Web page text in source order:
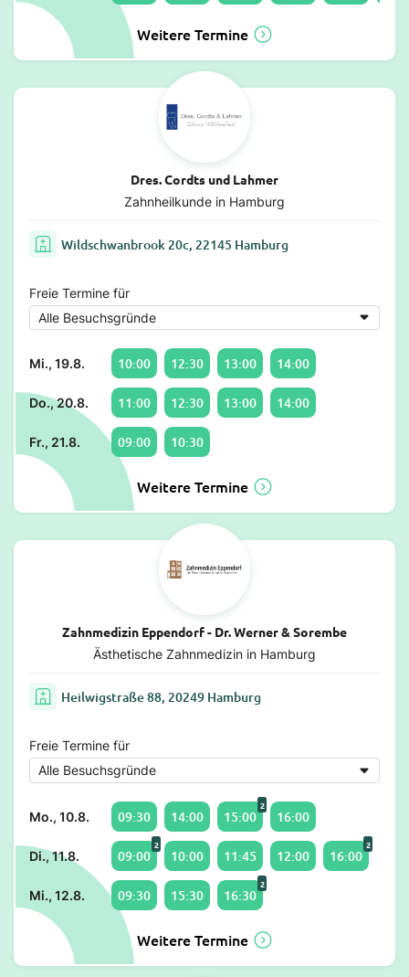
Weitere Termine
Dres. Cordts und Lahmer
Zahnheilkunde in Hamburg
Wildschwanbrook 20c, 22145 Hamburg
Freie Termine für
Mi., 19.8. 10:00 12:30 13:00 14:00
Do., 20.8. 11:00 12:30 13:00 14:00
Fr., 21.8. 09:00 10:30
Weitere Termine
Zahnmedizin Eppendorf - Dr. Werner & Sorembe
Ästhetische Zahnmedizin in Hamburg
Heilwigstraße 88, 20249 Hamburg
Freie Termine für
Mo., 10.8. 09:30 14:00 15:00
2
16:00
Di., 11.8. 09:00
2
10:00 11:45 12:00 16:00
2
Mi., 12.8. 09:30 15:30 16:30
2
Weitere Termine